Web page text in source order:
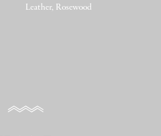
Leather, Rosewood